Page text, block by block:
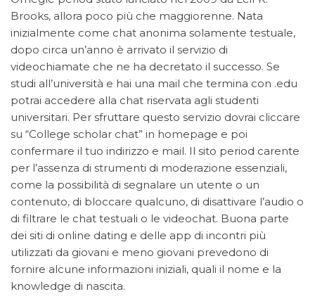
Brooks, allora poco più che maggiorenne. Nata
inizialmente come chat anonima solamente testuale,
dopo circa un’anno è arrivato il servizio di
videochiamate che ne ha decretato il successo. Se
studi all’università e hai una mail che termina con .edu
potrai accedere alla chat riservata agli studenti
universitari. Per sfruttare questo servizio dovrai cliccare
su “College scholar chat” in homepage e poi
confermare il tuo indirizzo e mail. Il sito period carente
per l’assenza di strumenti di moderazione essenziali,
come la possibilità di segnalare un utente o un
contenuto, di bloccare qualcuno, di disattivare l’audio o
di filtrare le chat testuali o le videochat. Buona parte
dei siti di online dating e delle app di incontri più
utilizzati da giovani e meno giovani prevedono di
fornire alcune informazioni iniziali, quali il nome e la
knowledge di nascita.